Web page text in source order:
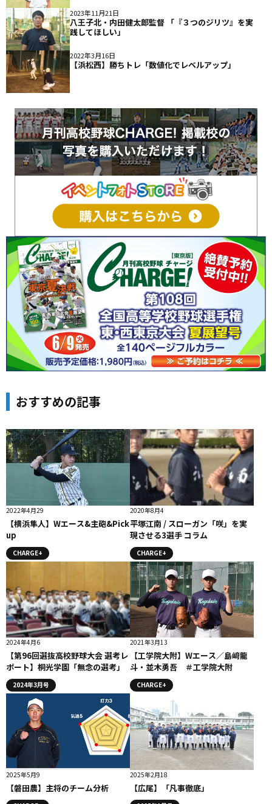
2023年11月21日
八王子北・内田健太郎監督 「『３つのジリツ』を実
践してほしい」
2022年3月16日
【浜松西】勝ちトレ「数値化でレベルアップ」
おすすめの記事
2022年4月29
【横浜隼人】Wエース&主砲&Pick
up
CHARGE+
2020年8月4
平塚江南 / スローガン「咲」を実
現させる3選手 コラム
CHARGE+
2024年4月6
【第96回選抜高校野球大会 選考レ
ポート】桐光学園「無念の選考」
2024年3月号
2021年3月13
【工学院大附】Wエース／島﨑龍
斗・並木勇吾 ＃工学院大附
CHARGE+
2025年5月9
【磐田農】主将のチーム分析
2025年2月18
【広尾】「凡事徹底」